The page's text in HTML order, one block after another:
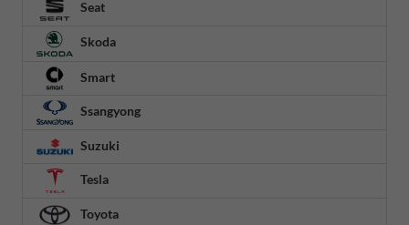
Seat
Skoda
Smart
Ssangyong
Suzuki
Tesla
Toyota